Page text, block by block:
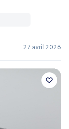
27 avril 2026